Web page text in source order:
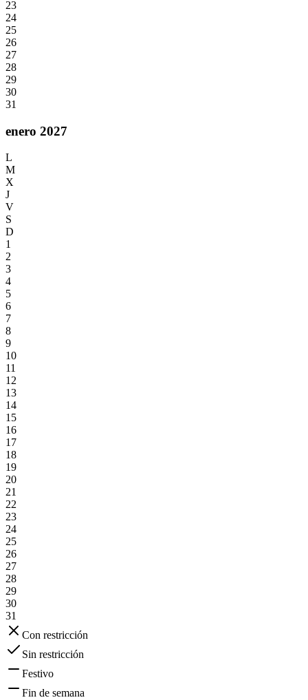
23
24
25
26
27
28
29
30
31
enero 2027
L
M
X
J
V
S
D
1
2
3
4
5
6
7
8
9
10
11
12
13
14
15
16
17
18
19
20
21
22
23
24
25
26
27
28
29
30
31
Con restricción
Sin restricción
Festivo
Fin de semana